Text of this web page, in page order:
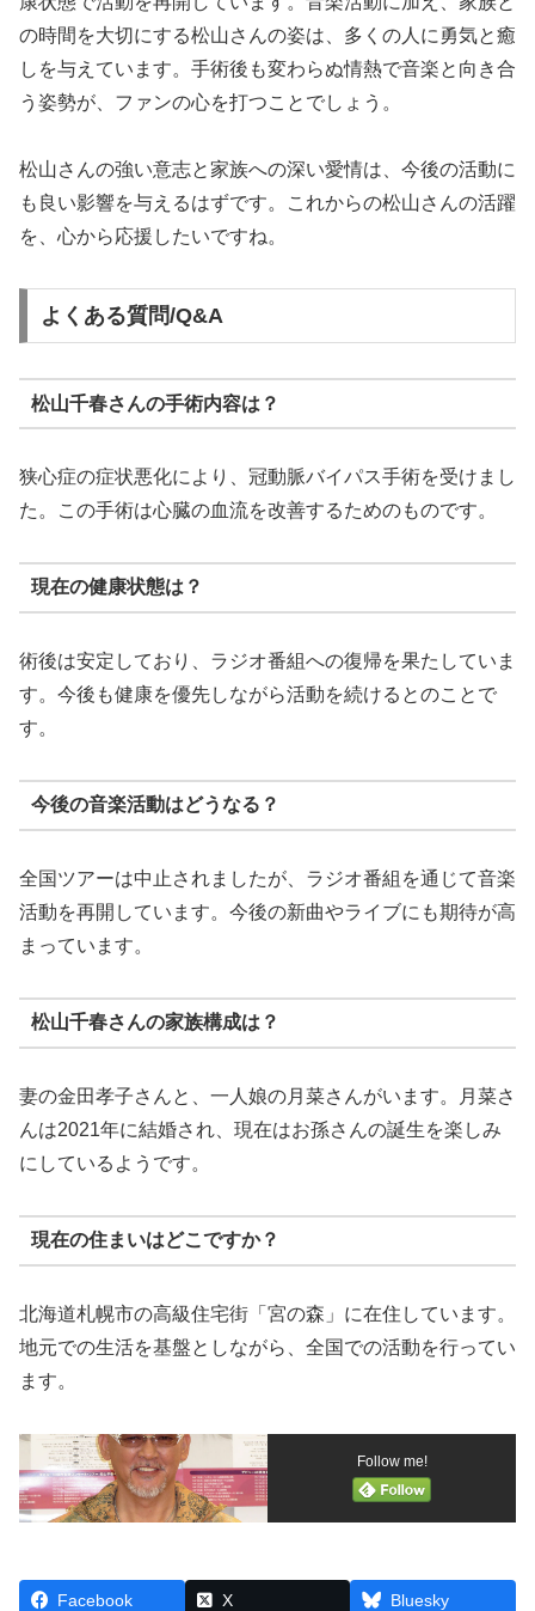
の時間を大切にする松山さんの姿は、多くの人に勇気と癒
しを与えています。手術後も変わらぬ情熱で音楽と向き合
う姿勢が、ファンの心を打つことでしょう。
松山さんの強い意志と家族への深い愛情は、今後の活動に
も良い影響を与えるはずです。これからの松山さんの活躍
を、心から応援したいですね。
よくある質問/Q&A
松山千春さんの手術内容は？
狭心症の症状悪化により、冠動脈バイパス手術を受けまし
た。この手術は心臓の血流を改善するためのものです。
現在の健康状態は？
術後は安定しており、ラジオ番組への復帰を果たしていま
す。今後も健康を優先しながら活動を続けるとのことで
す。
今後の音楽活動はどうなる？
全国ツアーは中止されましたが、ラジオ番組を通じて音楽
活動を再開しています。今後の新曲やライブにも期待が高
まっています。
松山千春さんの家族構成は？
妻の金田孝子さんと、一人娘の月菜さんがいます。月菜さ
んは2021年に結婚され、現在はお孫さんの誕生を楽しみ
にしているようです。
現在の住まいはどこですか？
北海道札幌市の高級住宅街「宮の森」に在住しています。
地元での生活を基盤としながら、全国での活動を行ってい
ます。
Follow me!
Facebook X
Bluesky